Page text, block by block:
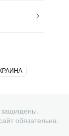
защищены.
обязательна.